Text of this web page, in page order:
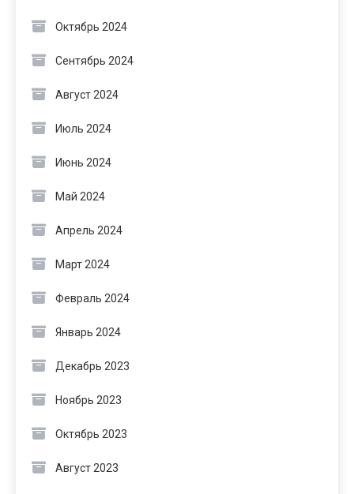
Октябрь 2024
Сентябрь 2024
Август 2024
Июль 2024
Июнь 2024
Май 2024
Апрель 2024
Март 2024
Февраль 2024
Январь 2024
Декабрь 2023
Ноябрь 2023
Октябрь 2023
Август 2023